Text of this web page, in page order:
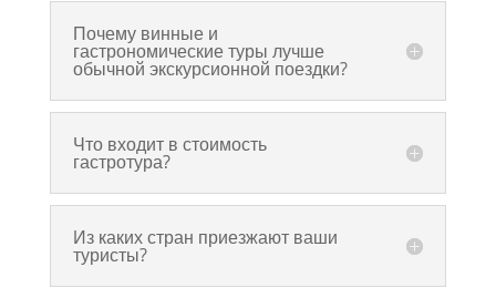
Почему винные и
гастрономические туры лучше
обычной экскурсионной поездки?
Что входит в стоимость
гастротура?
Из каких стран приезжают ваши
туристы?